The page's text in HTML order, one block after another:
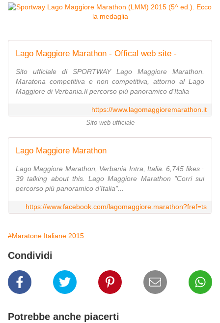
Lago Maggiore Marathon - Offical web site -
Sito ufficiale di SPORTWAY Lago Maggiore Marathon.
Maratona competitiva e non competitiva, attorno al Lago
Maggiore di Verbania.Il percorso più panoramico d'Italia
https://www.lagomaggioremarathon.it
Sito web ufficiale
Lago Maggiore Marathon
Lago Maggiore Marathon, Verbania Intra, Italia. 6,745 likes ·
39 talking about this. Lago Maggiore Marathon "Corri sul
percorso più panoramico d'Italia"...
https://www.facebook.com/lagomaggiore.marathon?fref=ts
#Maratone Italiane 2015
Condividi
Potrebbe anche piacerti